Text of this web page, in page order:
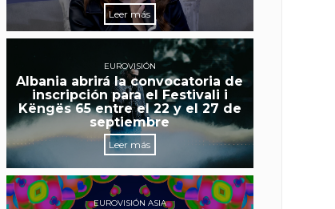
Leer más
EUROVISIÓN
Albania abrirá la convocatoria de
inscripción para el Festivali i
Këngës 65 entre el 22 y el 27 de
septiembre
Leer más
EUROVISIÓN ASIA